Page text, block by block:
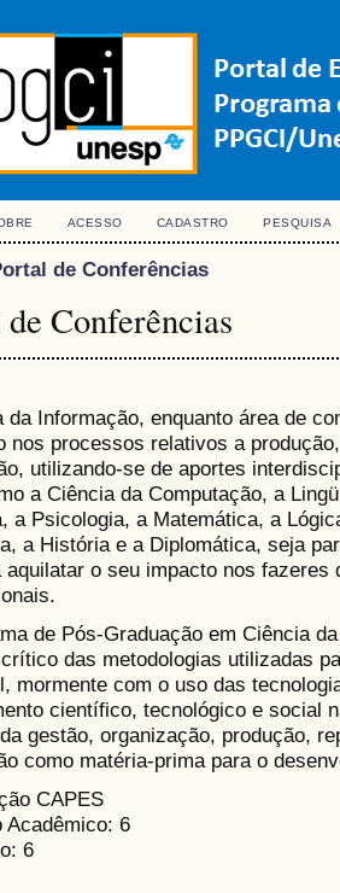
ACESSO CADASTRO PESQUISA
de Conferências
Conferências
da Informação, enquanto área de
nos processos relativos a
utilizando-se de aportes
a Ciência da Computação, a
a Psicologia, a Matemática, a
a História e a Diplomática, seja
aquilatar o seu impacto nos fazeres
de Pós-Graduação em Ciência
das metodologias utilizadas
mormente com o uso das
científico, tecnológico e social
gestão, organização, produção,
como matéria-prima para o
CAPES
Acadêmico: 6
6